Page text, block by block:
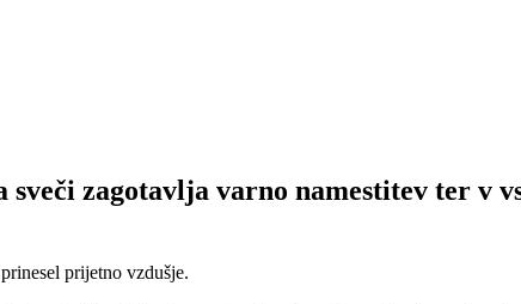
sveči zagotavlja varno namestitev ter v
prijetno vzdušje.